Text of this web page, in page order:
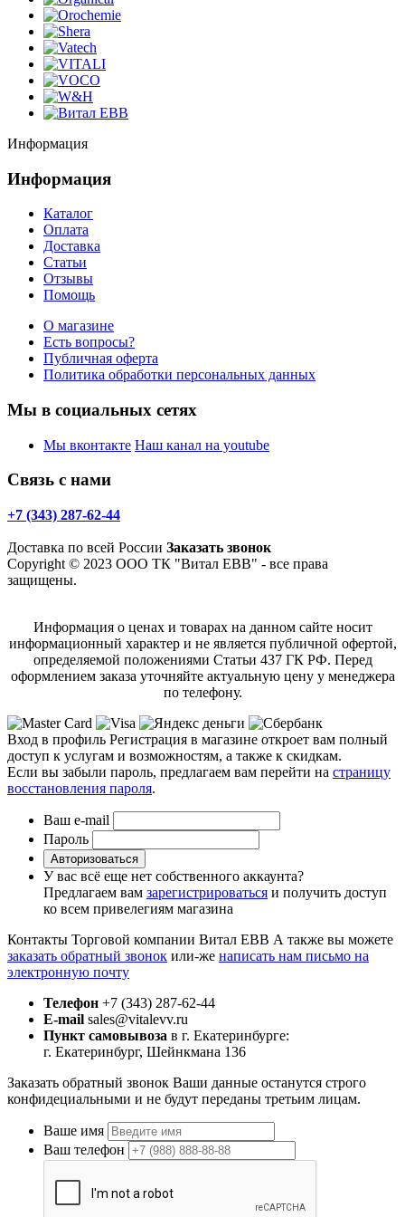
Информация
Информация
Каталог
Оплата
Доставка
Статьи
Отзывы
Помощь
О магазине
Есть вопросы?
Публичная оферта
Политика обработки персональных данных
Мы в социальных сетях
Мы вконтакте Наш канал на youtube
Связь с нами
+7 (343) 287-62-44
Доставка по всей России Заказать звонок
Copyright © 2023 ООО ТК "Витал ЕВВ" - все права
защищены.
Информация о ценах и товарах на данном сайте носит
информационный характер и не является публичной офертой,
определяемой положениями Статьи 437 ГК РФ. Перед
оформлением заказа уточняйте актуальную цену у менеджера
по телефону.
Вход в профиль Регистрация в магазине откроет вам полный
доступ к услугам и возможностям, а также к скидкам.
Если вы забыли пароль, предлагаем вам перейти на страницу
восстановления пароля.
Ваш e-mail
Пароль
Авторизоваться
У вас всё еще нет собственного аккаунта?
Предлагаем вам зарегистрироваться и получить доступ
ко всем привелегиям магазина
Контакты Торговой компании Витал ЕВВ А также вы можете
заказать обратный звонок или-же написать нам письмо на
электронную почту
Телефон +7 (343) 287-62-44
E-mail sales@vitalevv.ru
Пункт самовывоза в г. Екатеринбурге:
г. Екатеринбург, Шейнкмана 136
Заказать обратный звонок Ваши данные останутся строго
конфидециальными и не будут переданы третьим лицам.
Ваше имя
Ваш телефон